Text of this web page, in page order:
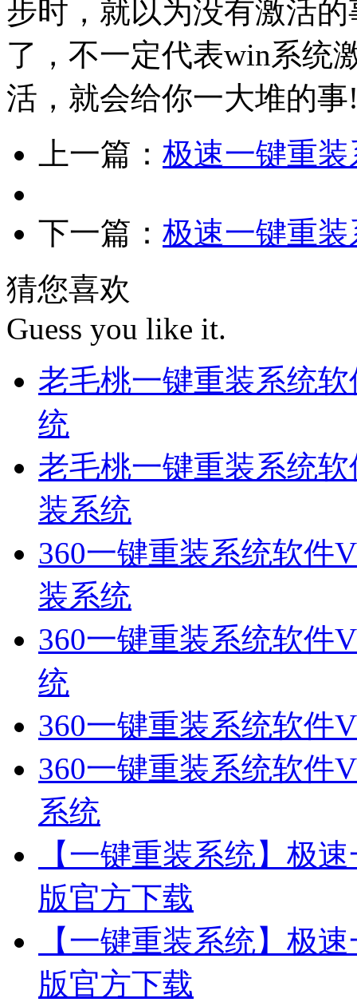
步时，就以为没有激活
了，不一定代表win系统
活，就会给你一大堆的
上一篇： 极速一键重
下一篇： 极速一键重
猜您喜欢
Guess you like it.
老毛桃一键重装系统
统
老毛桃一键重装系统
装系统
360一键重装系统软件
装系统
360一键重装系统软件
统
360一键重装系统软件
360一键重装系统软件
系统
【一键重装系统】极
版官方下载
【一键重装系统】极
版官方下载